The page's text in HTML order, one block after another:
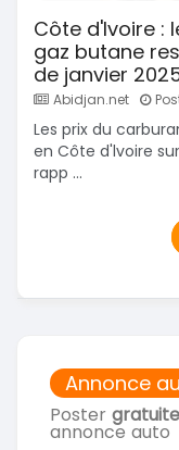
Annonce
Poster
annonce auto
Côte d'Ivoire :
gaz butane
de janvier
Abidjan.net
Les prix du
en Côte d'lvoire
rapp ...